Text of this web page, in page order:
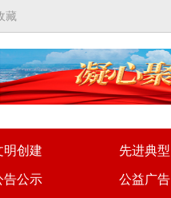
藏
明创建
告公示
先进典型
公益广告